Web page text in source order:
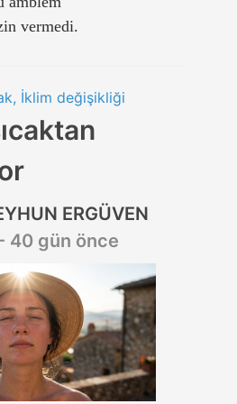
vermedi.
İklim değişikliği
ERGÜVEN
40 gün önce